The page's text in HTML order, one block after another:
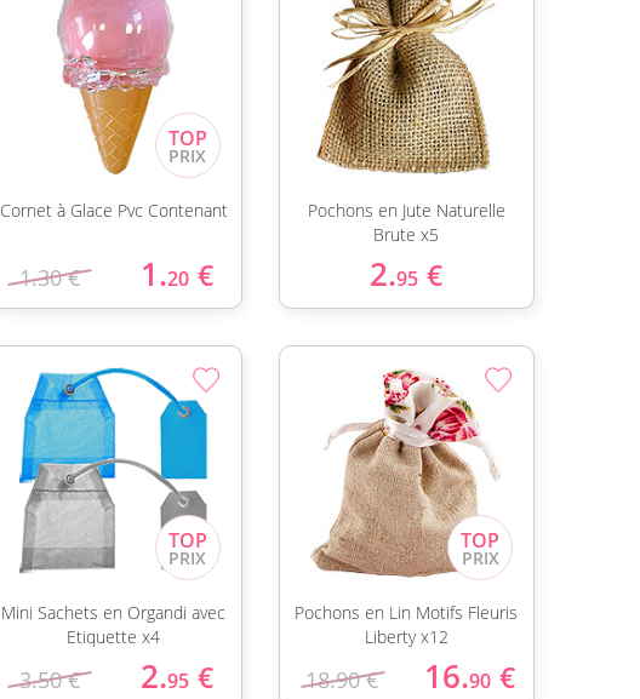
Cornet à Glace Pvc Contenant
1.30 € 1.20 €
Pochons en Jute Naturelle
Brute x5
2.95 €
Mini Sachets en Organdi avec
Etiquette x4
3.50 € 2.95 €
Pochons en Lin Motifs Fleuris
Liberty x12
18.90 € 16.90 €